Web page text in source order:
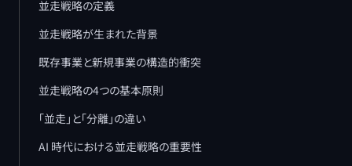
並走戦略の定義
並走戦略が生まれた背景
既存事業と新規事業の構造的衝突
並走戦略の4つの基本原則
「並走」と「分離」の違い
AI 時代における並走戦略の重要性